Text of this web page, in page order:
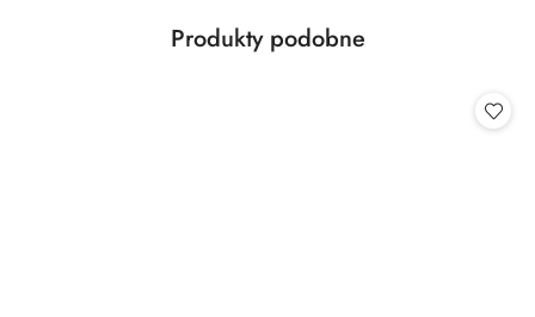
Pomiń karuzelę produktów
Produkty
Produkty podobne